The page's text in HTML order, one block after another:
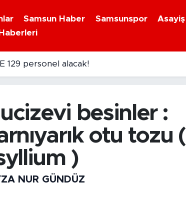
Samsun Haber Samsunspor Asayiş
129 personel alacak!
besinler :
otu tozu (
)
NUR GÜNDÜZ